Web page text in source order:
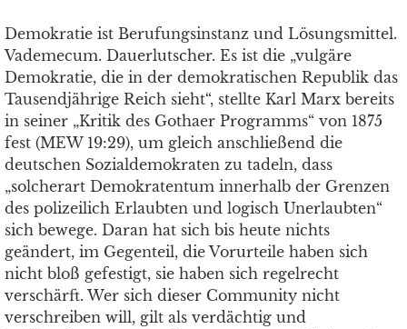
Demokratie ist Berufungsinstanz und Lösungsmittel.
Vademecum. Dauerlutscher. Es ist die „vulgäre
Demokratie, die in der demokratischen Republik das
Tausendjährige Reich sieht“, stellte Karl Marx bereits
in seiner „Kritik des Gothaer Programms“ von 1875
fest (MEW 19:29), um gleich anschließend die
deutschen Sozialdemokraten zu tadeln, dass
„solcherart Demokratentum innerhalb der Grenzen
des polizeilich Erlaubten und logisch Unerlaubten“
sich bewege. Daran hat sich bis heute nichts
geändert, im Gegenteil, die Vorurteile haben sich
nicht bloß gefestigt, sie haben sich regelrecht
verschärft. Wer sich dieser Community nicht
verschreiben will, gilt als verdächtig und